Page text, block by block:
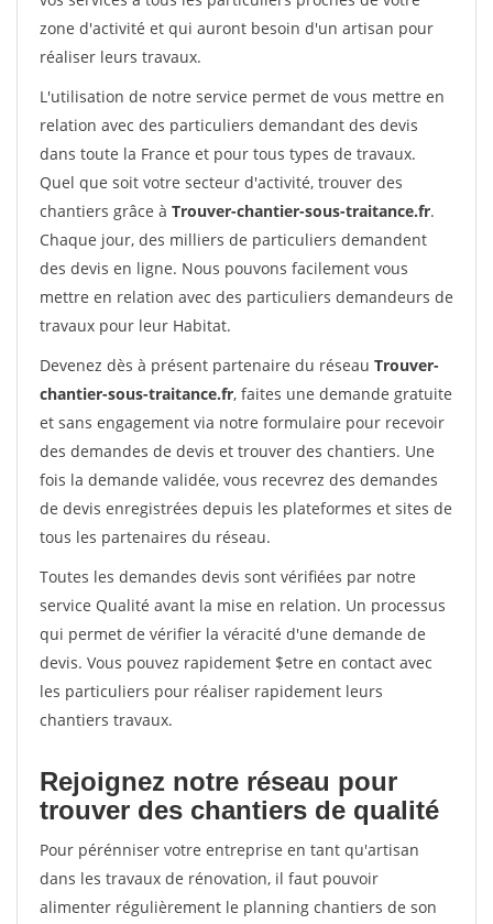
zone d'activité et qui auront besoin d'un artisan pour
réaliser leurs travaux.
L'utilisation de notre service permet de vous mettre en
relation avec des particuliers demandant des devis
dans toute la France et pour tous types de travaux.
Quel que soit votre secteur d'activité, trouver des
chantiers grâce à Trouver-chantier-sous-traitance.fr.
Chaque jour, des milliers de particuliers demandent
des devis en ligne. Nous pouvons facilement vous
mettre en relation avec des particuliers demandeurs de
travaux pour leur Habitat.
Devenez dès à présent partenaire du réseau Trouver-
chantier-sous-traitance.fr, faites une demande gratuite
et sans engagement via notre formulaire pour recevoir
des demandes de devis et trouver des chantiers. Une
fois la demande validée, vous recevrez des demandes
de devis enregistrées depuis les plateformes et sites de
tous les partenaires du réseau.
Toutes les demandes devis sont vérifiées par notre
service Qualité avant la mise en relation. Un processus
qui permet de vérifier la véracité d'une demande de
devis. Vous pouvez rapidement $etre en contact avec
les particuliers pour réaliser rapidement leurs
chantiers travaux.
Rejoignez notre réseau pour
trouver des chantiers de qualité
Pour pérénniser votre entreprise en tant qu'artisan
dans les travaux de rénovation, il faut pouvoir
alimenter régulièrement le planning chantiers de son